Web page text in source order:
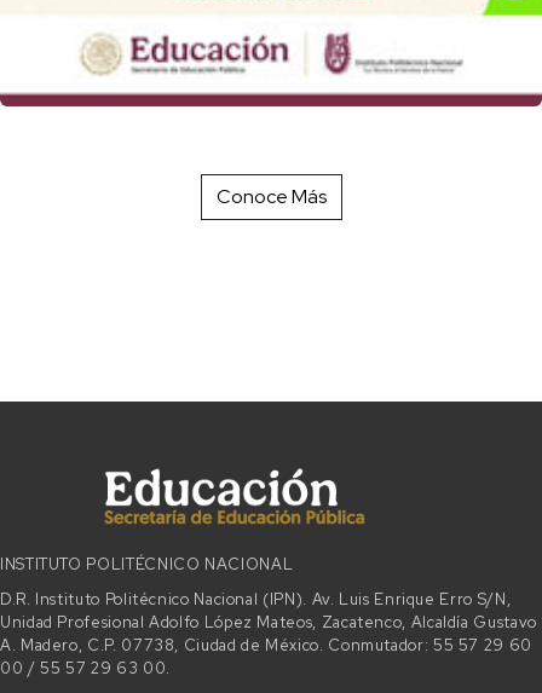
Conoce Más
INSTITUTO POLITÉCNICO NACIONAL
D.R. Instituto Politécnico Nacional (IPN). Av. Luis Enrique Erro S/N,
Unidad Profesional Adolfo López Mateos, Zacatenco, Alcaldía Gustavo
A. Madero, C.P. 07738, Ciudad de México. Conmutador: 55 57 29 60
00 / 55 57 29 63 00.